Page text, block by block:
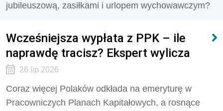
jubileuszową, zasiłkami i urlopem wychowawczym?
Wcześniejsza wypłata z PPK – ile
naprawdę tracisz? Ekspert wylicza
26 lip 2026
Coraz więcej Polaków odkłada na emeryturę w
Pracowniczych Planach Kapitałowych, a rosnące